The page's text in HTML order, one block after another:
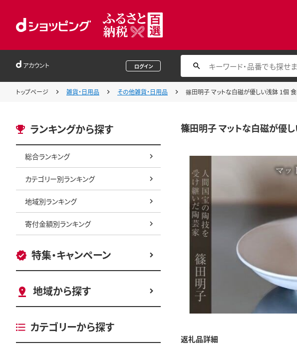
アカウント ログイン
トップページ 雑貨・日用品 その他雑貨・日用品 篠田明子 マットな白磁が優しい浅鉢 1個
ランキングから探す
総合ランキング
カテゴリー別ランキング
地域別ランキング
寄付金額別ランキング
特集・キャンペーン
地域から探す
カテゴリーから探す
篠田明子 マットな白磁が優
返礼品詳細